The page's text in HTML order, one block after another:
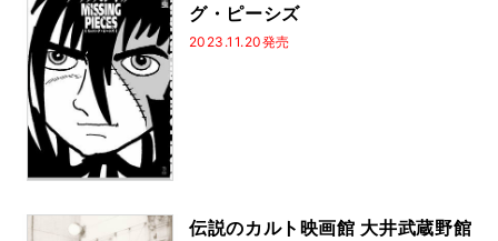
グ・ピーシズ
2023.11.20発売
伝説のカルト映画館 大井武蔵野館